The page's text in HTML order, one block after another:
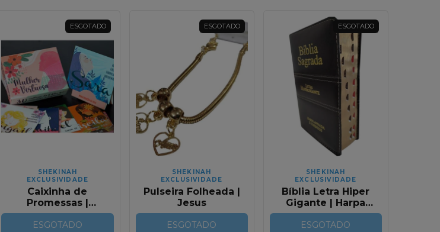
ESGOTADO
SHEKINAH
EXCLUSIVIDADE
Caixinha de
Promessas |
Mananciais da
Mulher Virtuosa
ESGOTADO
ESGOTADO
SHEKINAH
EXCLUSIVIDADE
Pulseira Folheada |
Jesus
ESGOTADO
ESGOTADO
SHEKINAH
EXCLUSIVIDADE
Bíblia Letra Hiper
Gigante | Harpa
Avivada e Corinhos
| Bicolor Preta Luxo
ESGOTADO